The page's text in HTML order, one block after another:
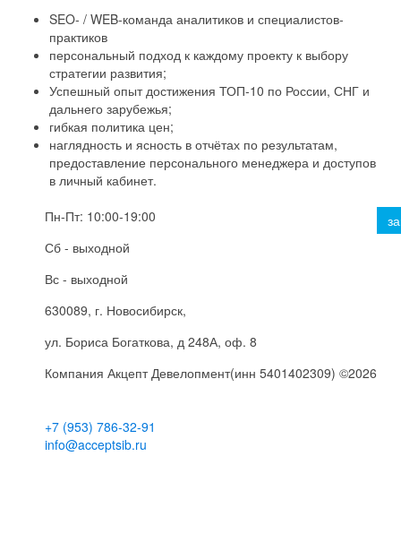
SEO- / WEB-команда аналитиков и специалистов-
практиков
персональный подход к каждому проекту к выбору
стратегии развития;
Успешный опыт достижения ТОП-10 по России, СНГ и
дальнего зарубежья;
гибкая политика цен;
наглядность и ясность в отчётах по результатам,
предоставление персонального менеджера и доступов
в личный кабинет.
Пн-Пт: 10:00-19:00
Сб - выходной
Вс - выходной
630089, г. Новосибирск,
ул. Бориса Богаткова, д 248А, оф. 8
Компания Акцепт Девелопмент(инн 5401402309) ©2026
+7 (953) 786-32-91
info@acceptsib.ru